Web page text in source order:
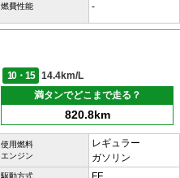
燃費性能 -
10・15
14.4km/L
満タンでどこまで走る？
820.8km
使用燃料
エンジン
レギュラー
ガソリン
駆動方式